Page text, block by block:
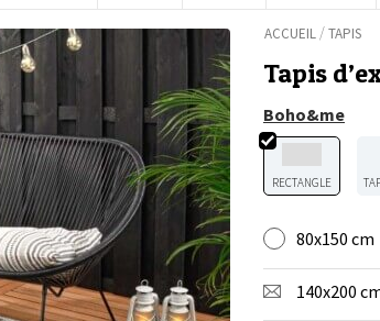
ACCUEIL/TAPIS
Tapis
Boho&me
RECTANGLE
80x150 cm
140x200